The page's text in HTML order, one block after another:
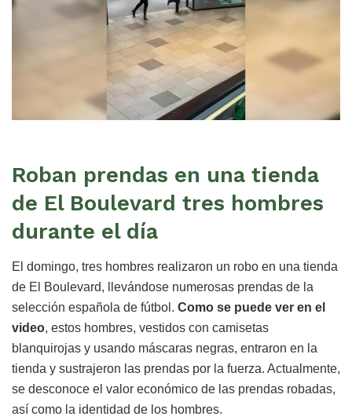
Roban prendas en una tienda
de El Boulevard tres hombres
durante el día
El domingo, tres hombres realizaron un robo en una tienda
de El Boulevard, llevándose numerosas prendas de la
selección española de fútbol. Como se puede ver en el
video, estos hombres, vestidos con camisetas
blanquirojas y usando máscaras negras, entraron en la
tienda y sustrajeron las prendas por la fuerza. Actualmente,
se desconoce el valor económico de las prendas robadas,
así como la identidad de los hombres.